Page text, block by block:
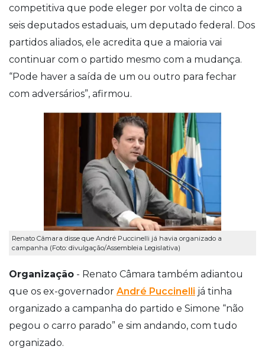
competitiva que pode eleger por volta de cinco a
seis deputados estaduais, um deputado federal. Dos
partidos aliados, ele acredita que a maioria vai
continuar com o partido mesmo com a mudança.
“Pode haver a saída de um ou outro para fechar
com adversários”, afirmou.
Renato Câmara disse que André Puccinelli já havia organizado a
campanha (Foto: divulgação/Assembleia Legislativa)
Organização - Renato Câmara também adiantou
que os ex-governador André Puccinelli já tinha
organizado a campanha do partido e Simone “não
pegou o carro parado” e sim andando, com tudo
organizado.